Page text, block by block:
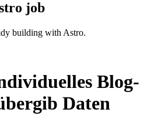
job
building with Astro.
Blog-
Daten